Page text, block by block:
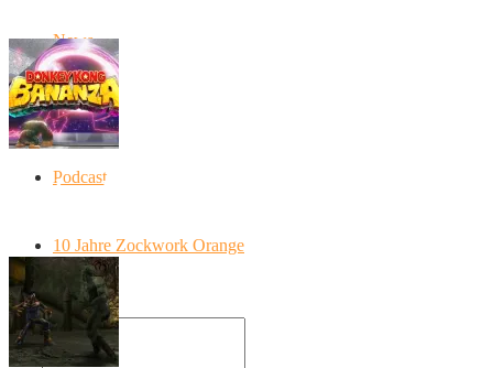
News
Artikel
Podcast
10 Jahre Zockwork Orange
Donkey Kong Bananza: “Ich mache alles